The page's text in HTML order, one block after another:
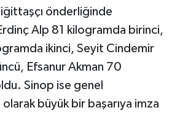
önderliğinde
Alp 81 kilogramda birinci,
ikinci, Seyit Cindemir
Efsanur Akman 70
Sinop ise genel
büyük bir başarıya imza